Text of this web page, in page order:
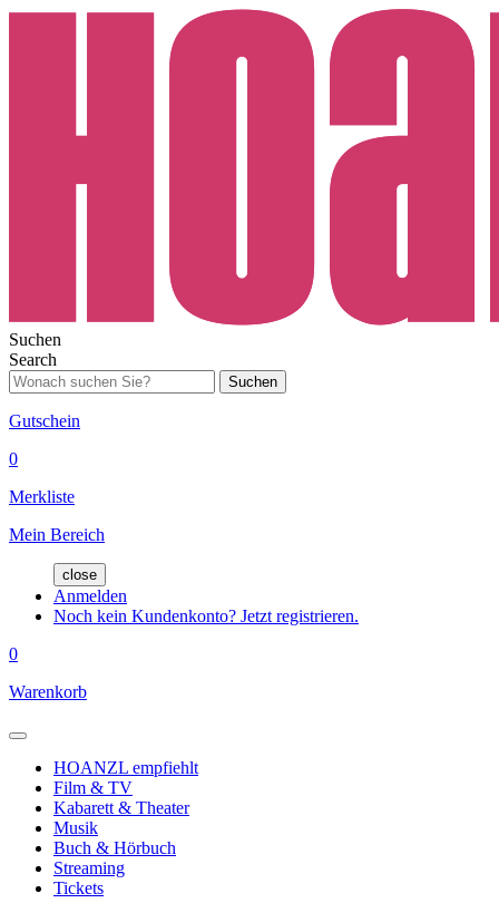
Suchen
Search
Suchen
Gutschein
0
Merkliste
Mein Bereich
close
Anmelden
Noch kein Kundenkonto? Jetzt registrieren.
0
Warenkorb
HOANZL empfiehlt
Film & TV
Kabarett & Theater
Musik
Buch & Hörbuch
Streaming
Tickets